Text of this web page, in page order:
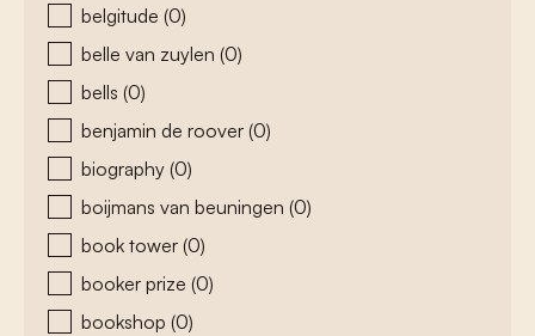
belgitude (0)
belle van zuylen (0)
bells (0)
benjamin de roover (0)
biography (0)
boijmans van beuningen (0)
book tower (0)
booker prize (0)
bookshop (0)